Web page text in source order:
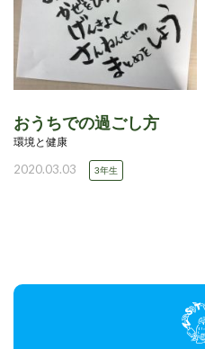
おうちでの過ごし方
環境と健康
2020.03.03 3年生